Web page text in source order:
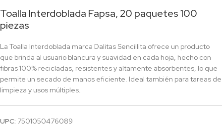
Toalla Interdoblada Fapsa, 20 paquetes 100
piezas
La Toalla Interdoblada marca Dalitas Sencillita ofrece un producto
que brinda al usuario blancura y suavidad en cada hoja, hecho con
fibras 100% recicladas, resistentes y altamente absorbentes, lo que
permite un secado de manos eficiente. Ideal también para tareas de
limpieza y usos múltiples.
UPC: 7501050476089